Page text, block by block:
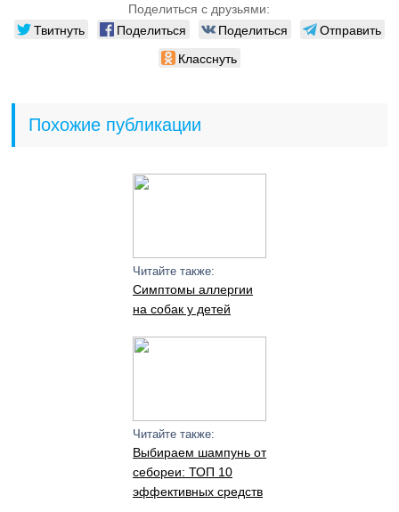
Поделиться с друзьями:
Твитнуть Поделиться Поделиться
Отправить
Класснуть
Похожие публикации
Читайте также:
Симптомы аллергии
на собак у детей
Читайте также:
Выбираем шампунь от
себореи: ТОП 10
эффективных средств